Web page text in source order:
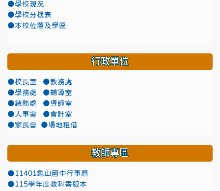
●學校現況
●學校分機表
●本校位置及學區
行政單位
●校長室
●教務處
●學務處
●輔導室
●總務處
●導師室
●人事室
●會計室
●家長會
●場地租借
教師專區
●11401龜山國中行事曆
●115學年度教科書版本